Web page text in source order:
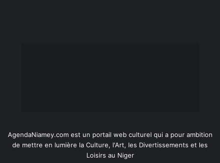
AgendaNiamey.com est un portail web culturel qui a pour ambition
de mettre en lumière la Culture, l'Art, les Divertissements et les
Loisirs au Niger